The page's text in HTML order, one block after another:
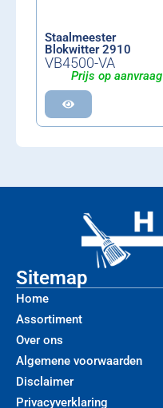
Staalmeester
Blokwitter 2910
VB4500-VA
Prijs op aanvraag
Sitemap
Home
Assortiment
Over ons
Algemene voorwaarden
Disclaimer
Privacyverklaring